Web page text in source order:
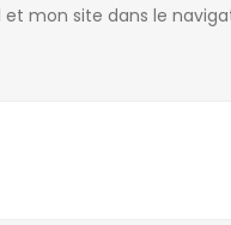
mon site dans le